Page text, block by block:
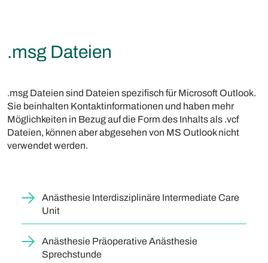
.msg Dateien
.msg Dateien sind Dateien spezifisch für Microsoft Outlook.
Sie beinhalten Kontaktinformationen und haben mehr
Möglichkeiten in Bezug auf die Form des Inhalts als .vcf
Dateien, können aber abgesehen von MS Outlook nicht
verwendet werden.
Anästhesie Interdisziplinäre Intermediate Care
Unit
Anästhesie Präoperative Anästhesie
Sprechstunde